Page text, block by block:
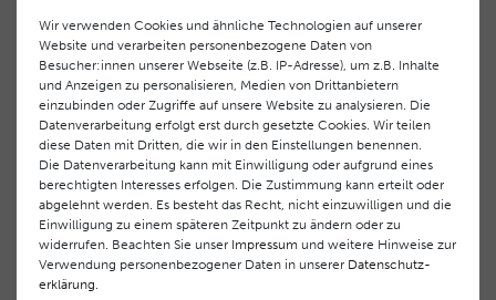
werden?
Hohe Servicequalität und ein exzellentes Markenimage
haben beiTHALGO COSMETICoberste Priorität.
Anspruchsvollen Endverbrauchern möchten wir ein
hohes Qualitätsniveau und gleichzeitig eine
überdurchschnittliche Behandlungs- und Serviceleistung
gewährleisten. Deshalb haben wir ein selektives
Vertriebssystem eingeführt. THALGO COSMETICPartner
werden auf diese Weise wirtschaftlich unterstützt,
während Endverbrauchern eine stets gleichbleibend hohe
Dienstleistungsqualität und ein innovatives Produkt- und
Wir verwenden Cookies und ähnliche Technologien auf unserer
Website und verarbeiten personenbezogene Daten von
Besucher:innen unserer Webseite (z.B. IP-Adresse), um z.B. Inhalte
und Anzeigen zu personalisieren, Medien von Drittanbietern
einzubinden oder Zugriffe auf unsere Website zu analysieren. Die
Datenverarbeitung erfolgt erst durch gesetzte Cookies. Wir teilen
diese Daten mit Dritten, die wir in den Einstellungen benennen.
Die Datenverarbeitung kann mit Einwilligung oder aufgrund eines
berechtigten Interesses erfolgen. Die Zustimmung kann erteilt oder
abgelehnt werden. Es besteht das Recht, nicht einzuwilligen und die
Einwilligung zu einem späteren Zeitpunkt zu ändern oder zu
widerrufen. Beachten Sie unser Impressum und weitere Hinweise zur
Verwendung personenbezogener Daten in unserer Daten­schutz­
erklärung